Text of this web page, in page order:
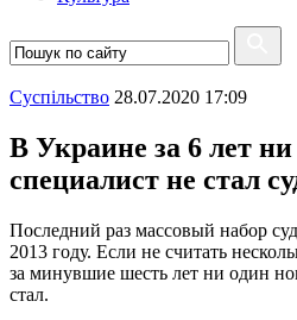
Суспiльство 28.07.2020 17:09
В Украине за 6 лет
специалист не стал
Последний раз массовый набор
2013 году. Если не считать
за минувшие шесть лет ни один
стал.